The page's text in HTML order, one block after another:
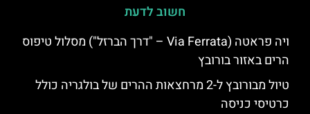
חשוב לדעת
ויה פראטה (Via Ferrata – "דרך הברזל") מסלול טיפוס
הרים באזור בורובץ
טיול מבורובץ ל-2 מרחצאות ההרים של בולגריה כולל
כרטיסי כניסה